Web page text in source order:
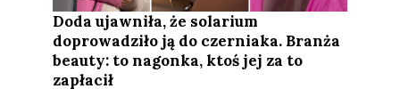
Doda ujawniła, że solarium
doprowadziło ją do czerniaka. Branża
beauty: to nagonka, ktoś jej za to
zapłacił